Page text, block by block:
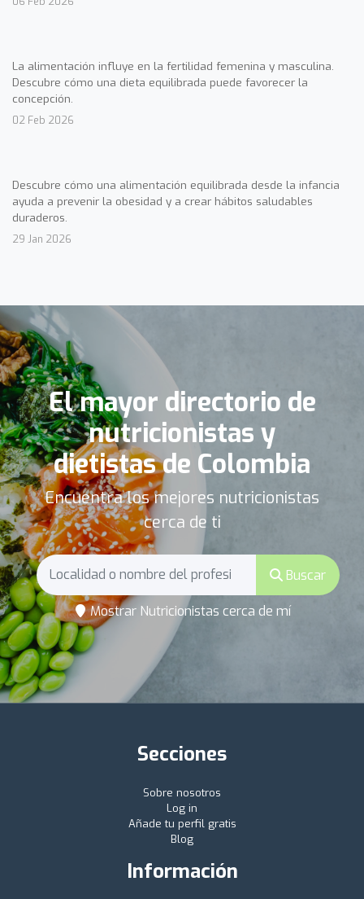
La alimentación influye en la fertilidad femenina y masculina.
Descubre cómo una dieta equilibrada puede favorecer la
concepción.
02 Feb 2026
Descubre cómo una alimentación equilibrada desde la infancia
ayuda a prevenir la obesidad y a crear hábitos saludables
duraderos.
29 Jan 2026
El mayor directorio de
nutricionistas y
dietistas de Colombia
Encuentra los mejores nutricionistas
cerca de ti
Buscar
Mostrar Nutricionistas cerca de mí
Secciones
Sobre nosotros
Log in
Añade tu perfil gratis
Blog
Información